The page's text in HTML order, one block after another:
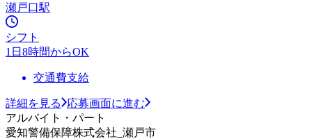
瀬戸口駅
シフト
1日8時間からOK
交通費支給
詳細を見る
応募画面に進む
アルバイト・パート
愛知警備保障株式会社_瀬戸市